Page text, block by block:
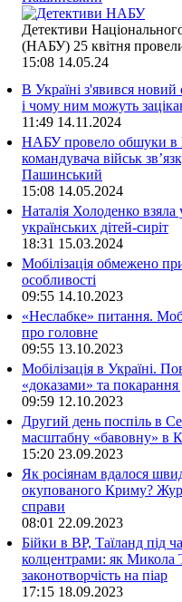
Детективи
(НАБУ) 25 квітня
15:08 14.05.24
В Україні з'явився
і чому ним можуть
11:49 14.11.2024
НАБУ провело обшуки в
командувача військ
Пашинський
15:08 14.05.2024
Наталія Холоденко взяла
українських дітей-сиріт
18:31 15.03.2024
Мобілізація обмежено
особливості
09:55 14.10.2023
«Неслабке» питання.
про головне
09:55 13.10.2023
Мобілізація в Україні.
«доказами» та покарання
09:59 12.10.2023
Другий день поспіль в
масштабну «бавовну» в
15:20 23.09.2023
Як росіянам вдалося
окупованого Криму?
справи
08:01 22.09.2023
Бійки в ВР, Таїланд під
колцентрами: як Микола
законотворчість на піар
17:15 18.09.2023